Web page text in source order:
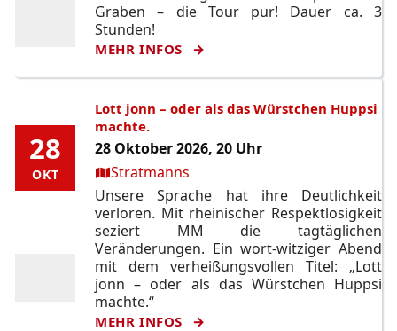
Graben – die Tour pur! Dauer ca. 3
Stunden!
MEHR INFOS
28
OKT
28
OKT
Lott jonn – oder als das Würstchen Huppsi
machte.
28 Oktober 2026, 20 Uhr
Ort:Stratmanns
Unsere Sprache hat ihre Deutlichkeit
verloren. Mit rheinischer Respektlosigkeit
seziert MM die tagtäglichen
Veränderungen. Ein wort-witziger Abend
mit dem verheißungsvollen Titel: „Lott
jonn – oder als das Würstchen Huppsi
machte.“
MEHR INFOS